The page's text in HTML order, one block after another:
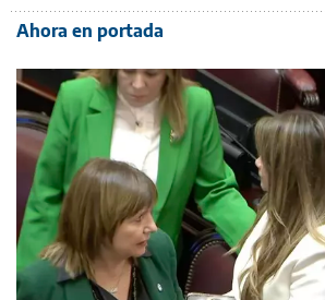
Ahora en portada